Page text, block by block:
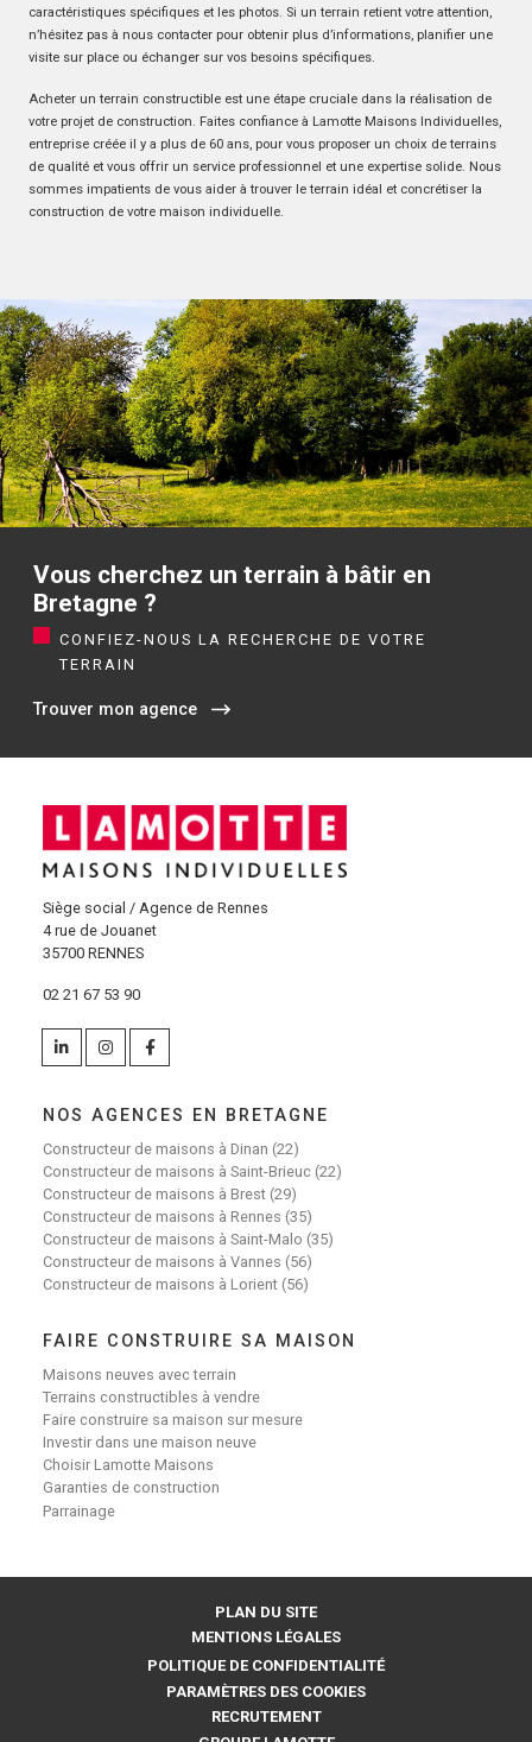
caractéristiques spécifiques et les photos. Si un terrain retient votre attention,
n’hésitez pas à nous contacter pour obtenir plus d’informations, planifier une
visite sur place ou échanger sur vos besoins spécifiques.
Acheter un terrain constructible est une étape cruciale dans la réalisation de
votre projet de construction. Faites confiance à Lamotte Maisons Individuelles,
entreprise créée il y a plus de 60 ans, pour vous proposer un choix de terrains
de qualité et vous offrir un service professionnel et une expertise solide. Nous
sommes impatients de vous aider à trouver le terrain idéal et concrétiser la
construction de votre maison individuelle.
Vous cherchez un terrain à bâtir en
Bretagne ?
CONFIEZ-NOUS LA RECHERCHE DE VOTRE
TERRAIN
Trouver mon agence
Siège social / Agence de Rennes
4 rue de Jouanet
35700 RENNES
02 21 67 53 90
NOS AGENCES EN BRETAGNE
Constructeur de maisons à Dinan (22)
Constructeur de maisons à Saint-Brieuc (22)
Constructeur de maisons à Brest (29)
Constructeur de maisons à Rennes (35)
Constructeur de maisons à Saint-Malo (35)
Constructeur de maisons à Vannes (56)
Constructeur de maisons à Lorient (56)
FAIRE CONSTRUIRE SA MAISON
Maisons neuves avec terrain
Terrains constructibles à vendre
Faire construire sa maison sur mesure
Investir dans une maison neuve
Choisir Lamotte Maisons
Garanties de construction
Parrainage
PLAN DU SITE
MENTIONS LÉGALES
POLITIQUE DE CONFIDENTIALITÉ
PARAMÈTRES DES COOKIES
RECRUTEMENT